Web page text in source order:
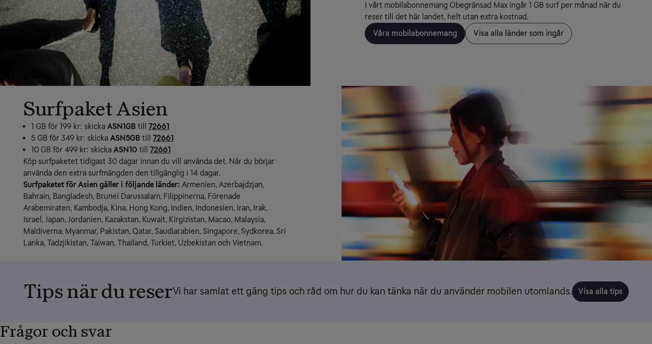
I vårt mobilabonnemang Obegränsad Max ingår 1 GB surf per månad när du
reser till det här landet, helt utan extra kostnad.
Våra mobilabonnemang
Visa alla länder som ingår
Surfpaket Asien
1 GB för 199 kr: skicka ASN1GB till 72661
5 GB för 349 kr: skicka ASN5GB till 72661
10 GB för 499 kr: skicka ASN10 till 72661
Köp surfpaketet tidigast 30 dagar innan du vill använda det. När du börjar
använda den extra surfmängden den tillgänglig i 14 dagar.
Surfpaketet för Asien gäller i följande länder: Armenien, Azerbajdzjan,
Bahrain, Bangladesh, Brunei Darussalam, Filippinerna, Förenade
Arabemiraten, Kambodja, Kina, Hong Kong, Indien, Indonesien, Iran, Irak,
Israel, Japan, Jordanien, Kazakstan, Kuwait, Kirgizistan, Macao, Malaysia,
Maldiverna, Myanmar, Pakistan, Qatar, Saudiarabien, Singapore, Sydkorea, Sri
Lanka, Tadzjikistan, Taiwan, Thailand, Turkiet, Uzbekistan och Vietnam.
Tips när du reserVi har samlat ett gäng tips och råd om hur du kan tänka när du använder mobilen utomlands. Visa alla tips
Frågor och svar